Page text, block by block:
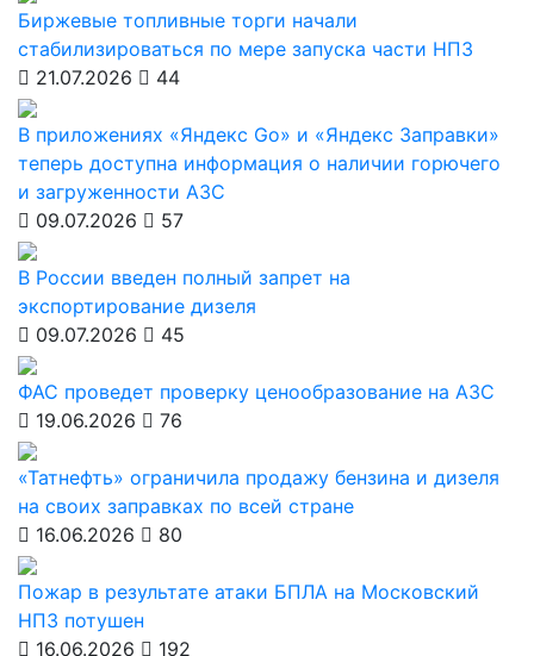
Биржевые топливные торги начали
стабилизироваться по мере запуска части НПЗ
21.07.2026
44
В приложениях «Яндекс Go» и «Яндекс Заправки»
теперь доступна информация о наличии горючего
и загруженности АЗС
09.07.2026
57
В России введен полный запрет на
экспортирование дизеля
09.07.2026
45
ФАС проведет проверку ценообразование на АЗС
19.06.2026
76
«Татнефть» ограничила продажу бензина и дизеля
на своих заправках по всей стране
16.06.2026
80
Пожар в результате атаки БПЛА на Московский
НПЗ потушен
16.06.2026
192